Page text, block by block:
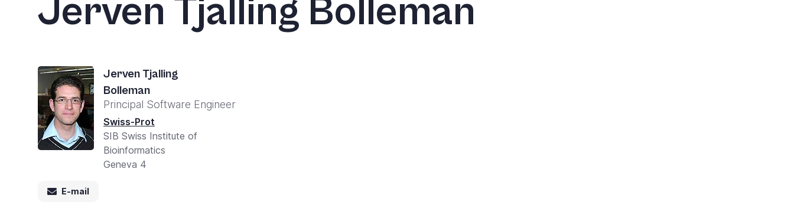
Jerven Tjalling Bolleman
Jerven Tjalling
Bolleman
Principal Software Engineer
Swiss-Prot
SIB Swiss Institute of
Bioinformatics
Geneva 4
E-mail